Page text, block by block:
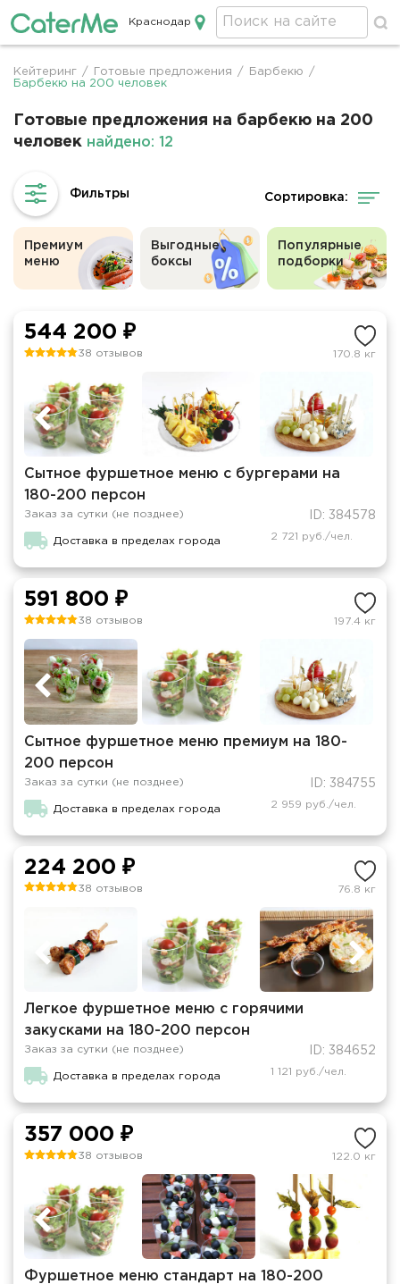
Кейтеринг в Краснодаре
Краснодар
Строка
Кейтеринг / Готовые предложения / Барбекю
/
Барбекю на 200 человек
Готовые предложения на барбекю на 200
человек найдено: 12
Сортировка:
Премиум
меню
Выгодные
боксы
Популярные
подборки
544 200 ₽
38 отзывов 170.8 кг
Сытное фуршетное меню с бургерами на
180-200 персон
Заказ за сутки (не позднее) ID: 384578
Доставка в пределах города 2 721 руб./чел.
591 800 ₽
38 отзывов 197.4 кг
Сытное фуршетное меню премиум на 180-
200 персон
Заказ за сутки (не позднее) ID: 384755
Доставка в пределах города 2 959 руб./чел.
224 200 ₽
38 отзывов 76.8 кг
Легкое фуршетное меню с горячими
закусками на 180-200 персон
Заказ за сутки (не позднее) ID: 384652
Доставка в пределах города 1 121 руб./чел.
357 000 ₽
38 отзывов 122.0 кг
Фуршетное меню стандарт на 180-200